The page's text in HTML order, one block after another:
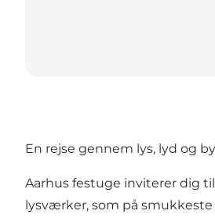
En rejse gennem lys, lyd og
Aarhus festuge inviterer dig
lysværker, som på